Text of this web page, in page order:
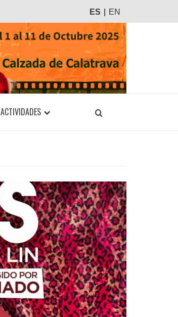
ES EN
ACTIVIDADES